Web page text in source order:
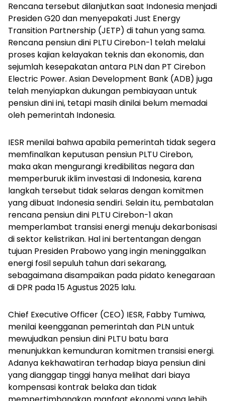
Rencana tersebut dilanjutkan saat Indonesia menjadi
Presiden G20 dan menyepakatiJust Energy
Transition Partnership (JETP) di tahun yang sama.
Rencana pensiun dini PLTU Cirebon-1 telah melalui
proses kajian kelayakan teknis dan ekonomis, dan
sejumlah kesepakatan antara PLN dan PT Cirebon
Electric Power. Asian Development Bank (ADB) juga
telah menyiapkan dukungan pembiayaan untuk
pensiun dini ini, tetapi masih dinilai belum memadai
oleh pemerintah Indonesia.
IESR menilai bahwa apabila pemerintah tidak segera
memfinalkan keputusan pensiun PLTU Cirebon,
maka akan mengurangi kredibilitas negara dan
memperburuk iklim investasi di Indonesia, karena
langkah tersebut tidak selaras dengan komitmen
yang dibuat Indonesia sendiri. Selain itu, pembatalan
rencana pensiun dini PLTU Cirebon-1 akan
memperlambat transisi energi menuju dekarbonisasi
di sektor kelistrikan. Hal ini bertentangan dengan
tujuan Presiden Prabowo yang ingin meninggalkan
energi fosil sepuluh tahun dari sekarang,
sebagaimana disampaikan pada pidato kenegaraan
di DPR pada 15 Agustus 2025 lalu.
Chief Executive Officer (CEO) IESR, Fabby Tumiwa,
menilai keengganan pemerintah dan PLN untuk
mewujudkan pensiun dini PLTU batu bara
menunjukkan kemunduran komitmen transisi energi.
Adanya kekhawatiran terhadap biaya pensiun dini
yang dianggap tinggi hanya melihat dari biaya
kompensasi kontrak belaka dan tidak